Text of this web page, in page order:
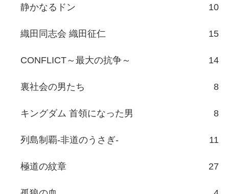
静かなるドン 10
織田同志会 織田征仁 15
CONFLICT～最大の抗争～ 14
裏社会の男たち 8
キングダム 首領になった男 8
列島制覇-非道のうさぎ- 11
極道の紋章 27